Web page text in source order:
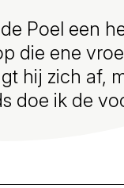
Poel een
die ene
hij zich af,
doe ik de